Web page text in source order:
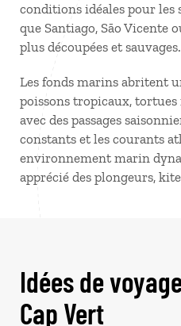
conditions idéales pour les
que Santiago, São Vicente
plus découpées et sauvages.
Les fonds marins abritent
poissons tropicaux,
avec des passages
constants et les courants
environnement marin
apprécié des plongeurs,
Idées de
Cap Vert